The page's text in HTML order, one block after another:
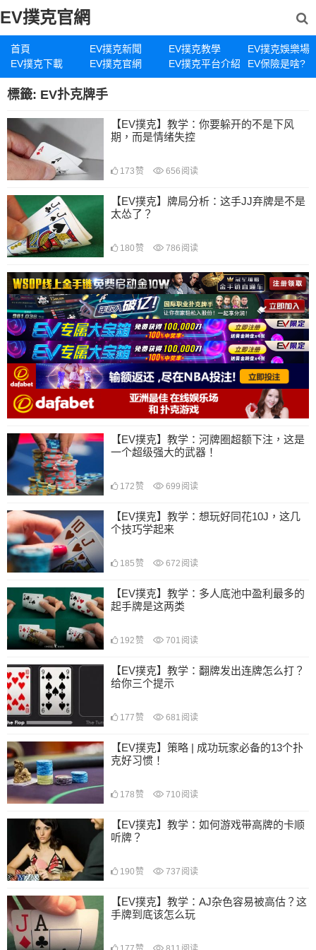
EV撲克官網
首頁 EV撲克新聞 EV撲克教學
EV撲克娛樂場
EV撲克下載
EV撲克官網 EV撲克平台介紹 EV保險是啥?
標籤: EV扑克牌手
【EV撲克】教学：你要躲开的不是下风
期，而是情绪失控
173 赞 656 阅读
【EV撲克】牌局分析：这手JJ弃牌是不是
太怂了？
180 赞 786 阅读
【EV撲克】教学：河牌圈超额下注，这是
一个超级强大的武器！
172 赞 699 阅读
【EV撲克】教学：想玩好同花10J，这几
个技巧学起来
185 赞 672 阅读
【EV撲克】教学：多人底池中盈利最多的
起手牌是这两类
192 赞 701 阅读
【EV撲克】教学：翻牌发出连牌怎么打？
给你三个提示
177 赞 681 阅读
【EV撲克】策略 | 成功玩家必备的13个扑
克好习惯！
178 赞 710 阅读
【EV撲克】教学：如何游戏带高牌的卡顺
听牌？
190 赞 737 阅读
【EV撲克】教学：AJ杂色容易被高估？这
手牌到底该怎么玩